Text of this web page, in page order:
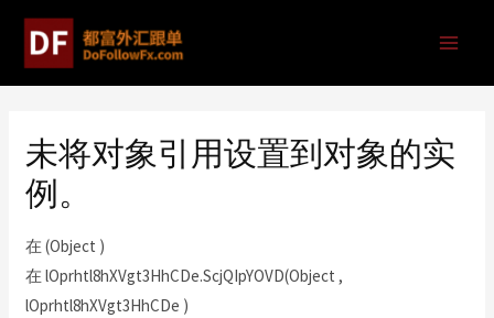
未将对象引用设置到对象的实
例。
在 (Object )
在 lOprhtl8hXVgt3HhCDe.ScjQIpYOVD(Object ,
lOprhtl8hXVgt3HhCDe )